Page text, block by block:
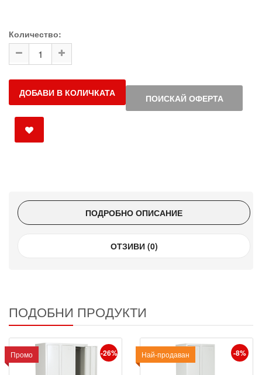
Количество:
ДОБАВИ В КОЛИЧКАТА ПОИСКАЙ ОФЕРТА
ПОДРОБНО ОПИСАНИЕ
ОТЗИВИ (0)
ПОДОБНИ ПРОДУКТИ
Промо -26% Промо
Най-продаван -8%